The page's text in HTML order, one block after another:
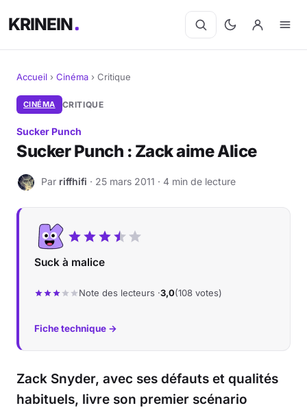
KRINEIN
Cinéma
Séries
Livres
Jeux vidéo
Musique
Sciences & Tech
Accueil › Cinéma › Critique
CINÉMA CRITIQUE
Sucker Punch
Sucker Punch : Zack aime Alice
R Par riffhifi · 25 mars 2011 · 4 min de lecture
Suck à malice
Note des lecteurs ·3,0(108 votes)
Fiche technique →
Zack Snyder, avec ses défauts et qualités
habituels, livre son premier scénario